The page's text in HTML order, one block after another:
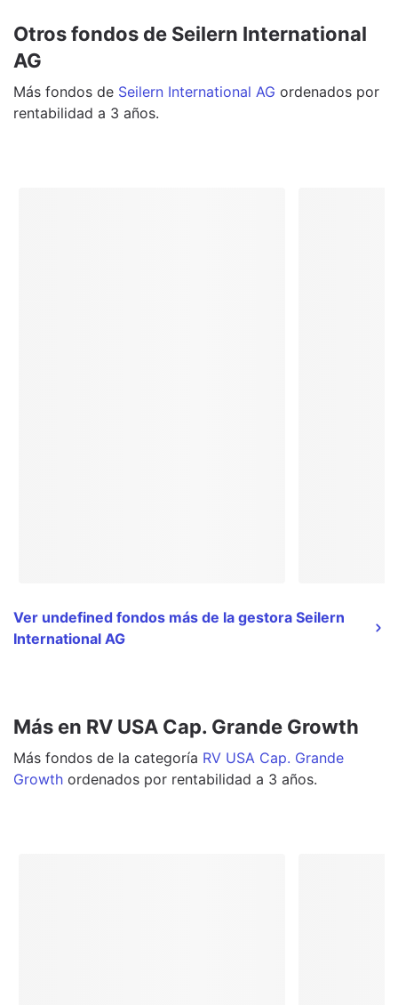
Otros fondos de Seilern International
AG
Más fondos de Seilern International AG ordenados por
rentabilidad a 3 años.
Ver undefined fondos más de la gestora Seilern
International AG
Más en RV USA Cap. Grande Growth
Más fondos de la categoría RV USA Cap. Grande
Growth ordenados por rentabilidad a 3 años.